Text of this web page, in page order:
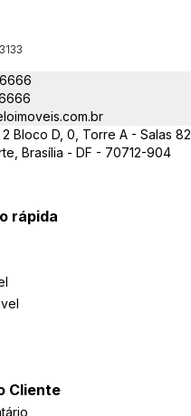
2 Bloco D, 0, Torre A - Salas
Brasília - DF - 70712-904
rápida
Cliente